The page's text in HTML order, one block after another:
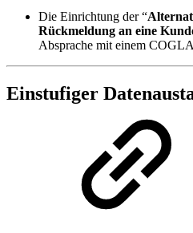
Die Einrichtung der “
Rückmeldung an eine
Absprache mit einem
Einstufiger